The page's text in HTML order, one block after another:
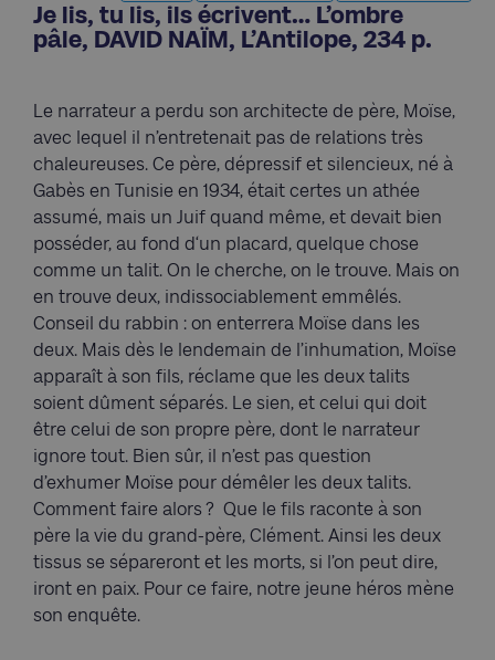
Je lis, tu lis, ils écrivent… L’ombre
pâle, DAVID NAÏM, L’Antilope, 234 p.
Le narrateur a perdu son architecte de père, Moïse,
avec lequel il n’entretenait pas de relations très
chaleureuses. Ce père, dépressif et silencieux, né à
Gabès en Tunisie en 1934, était certes un athée
assumé, mais un Juif quand même, et devait bien
posséder, au fond d‘un placard, quelque chose
comme un talit. On le cherche, on le trouve. Mais on
en trouve deux, indissociablement emmêlés.
Conseil du rabbin : on enterrera Moïse dans les
deux. Mais dès le lendemain de l’inhumation, Moïse
apparaît à son fils, réclame que les deux talits
soient dûment séparés. Le sien, et celui qui doit
être celui de son propre père, dont le narrateur
ignore tout. Bien sûr, il n’est pas question
d’exhumer Moïse pour démêler les deux talits.
Comment faire alors ? Que le fils raconte à son
père la vie du grand-père, Clément. Ainsi les deux
tissus se sépareront et les morts, si l’on peut dire,
iront en paix. Pour ce faire, notre jeune héros mène
son enquête.